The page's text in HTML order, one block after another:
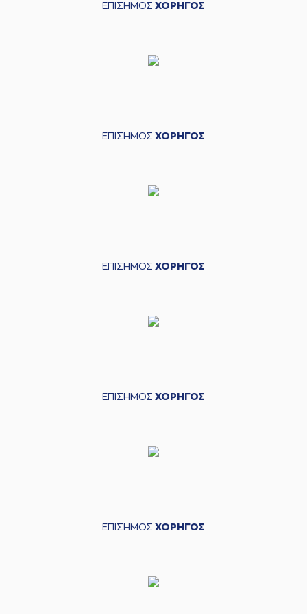
ΕΠΙΣΗΜΟΣ ΧΟΡΗΓΟΣ
ΕΠΙΣΗΜΟΣ ΧΟΡΗΓΟΣ
ΕΠΙΣΗΜΟΣ ΧΟΡΗΓΟΣ
ΕΠΙΣΗΜΟΣ ΧΟΡΗΓΟΣ
ΕΠΙΣΗΜΟΣ ΧΟΡΗΓΟΣ